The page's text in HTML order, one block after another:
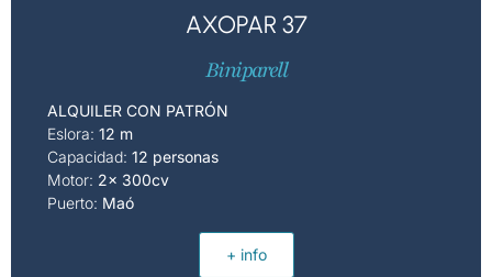
AXOPAR 37
Biniparell
ALQUILER CON PATRÓN
Eslora: 12 m
Capacidad: 12 personas
Motor: 2x 300cv
Puerto: Maó
+ info